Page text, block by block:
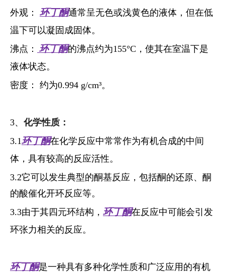
外观：
环丁酮通常呈无色或浅黄色的液体，但在低
温下可以凝固成固体。
沸点：
环丁酮的沸点约为155°C，使其在室温下是
液体状态。
密度： 约为0.994 g/cm³。
3、 化学性质：
3.1环丁酮在化学反应中常常作为有机合成的中间
体，具有较高的反应活性。
3.2它可以发生典型的酮基反应，包括酮的还原、酮
的酸催化开环反应等。
3.3由于其四元环结构， 环丁酮在反应中可能会引发
环张力相关的反应。
环丁酮是一种具有多种化学性质和广泛应用的有机